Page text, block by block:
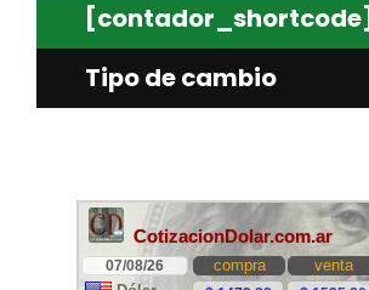
[contador_shortcode]
Tipo de cambio